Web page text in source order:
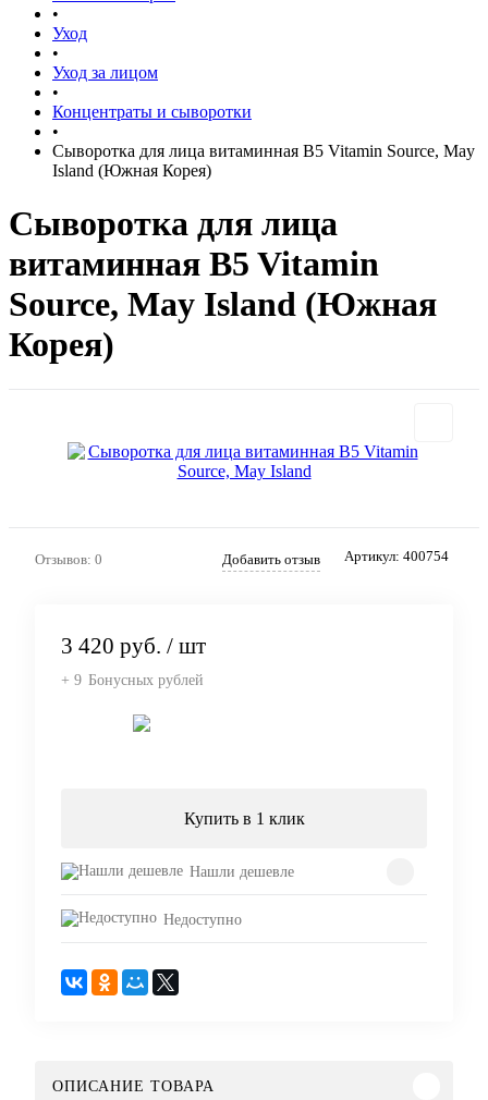
•
Уход
•
Уход за лицом
•
Концентраты и сыворотки
•
Сыворотка для лица витаминная B5 Vitamin Source, May
Island (Южная Корея)
Сыворотка для лица
витаминная B5 Vitamin
Source, May Island (Южная
Корея)
Отзывов: 0 Добавить отзыв Артикул: 400754
3 420 руб. / шт
+ 9 Бонусных рублей
Купить в 1 клик
Нашли дешевле
Недоступно
ОПИСАНИЕ ТОВАРА